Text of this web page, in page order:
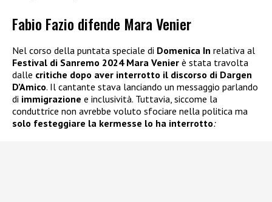
Fabio Fazio difende Mara Venier
Nel corso della puntata speciale di Domenica In relativa al
Festival di Sanremo 2024 Mara Venier è stata travolta
dalle critiche dopo aver interrotto il discorso di Dargen
D’Amico. Il cantante stava lanciando un messaggio parlando
di immigrazione e inclusività. Tuttavia, siccome la
conduttrice non avrebbe voluto sfociare nella politica ma
solo festeggiare la kermesse lo ha interrotto: